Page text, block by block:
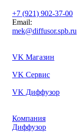
+7 (921) 902-37-00
Email:
mek@diffusor.spb.ru
VK Магазин
VK Сервис
VK Диффузор
Компания
Диффузор